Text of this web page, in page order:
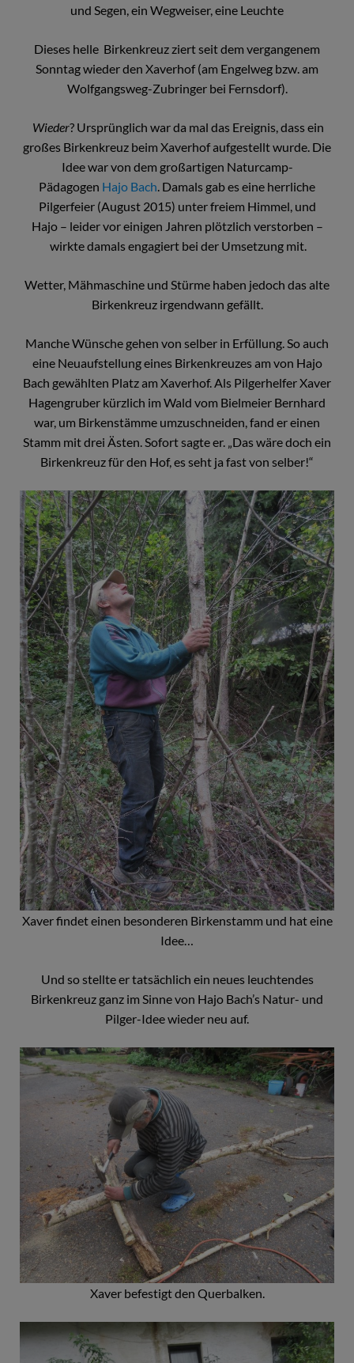
und Segen, ein Wegweiser, eine Leuchte
Dieses helle Birkenkreuz ziert seit dem vergangenem
Sonntag wieder den Xaverhof (am Engelweg bzw. am
Wolfgangsweg-Zubringer bei Fernsdorf).
Wieder? Ursprünglich war da mal das Ereignis, dass ein
großes Birkenkreuz beim Xaverhof aufgestellt wurde. Die
Idee war von dem großartigen Naturcamp-
Pädagogen Hajo Bach. Damals gab es eine herrliche
Pilgerfeier (August 2015) unter freiem Himmel, und
Hajo – leider vor einigen Jahren plötzlich verstorben –
wirkte damals engagiert bei der Umsetzung mit.
Wetter, Mähmaschine und Stürme haben jedoch das alte
Birkenkreuz irgendwann gefällt.
Manche Wünsche gehen von selber in Erfüllung. So auch
eine Neuaufstellung eines Birkenkreuzes am von Hajo
Bach gewählten Platz am Xaverhof. Als Pilgerhelfer Xaver
Hagengruber kürzlich im Wald vom Bielmeier Bernhard
war, um Birkenstämme umzuschneiden, fand er einen
Stamm mit drei Ästen. Sofort sagte er. „Das wäre doch ein
Birkenkreuz für den Hof, es seht ja fast von selber!“
Xaver findet einen besonderen Birkenstamm und hat eine
Idee…
Und so stellte er tatsächlich ein neues leuchtendes
Birkenkreuz ganz im Sinne von Hajo Bach’s Natur- und
Pilger-Idee wieder neu auf.
Xaver befestigt den Querbalken.